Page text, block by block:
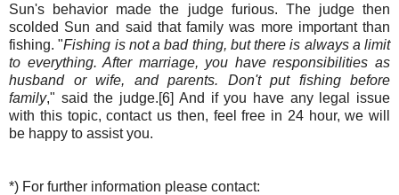
Sun's behavior made the judge furious. The judge then
scolded Sun and said that family was more important than
fishing. "Fishing is not a bad thing, but there is always a limit
to everything. After marriage, you have responsibilities as
husband or wife, and parents. Don't put fishing before
family," said the judge.[6] And if you have any legal issue
with this topic, contact us then, feel free in 24 hour, we will
be happy to assist you.
*) For further information please contact: